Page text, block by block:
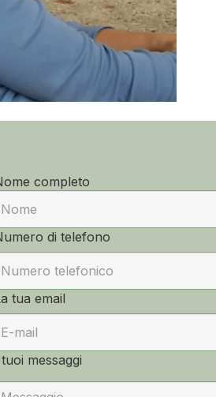
completo
di telefono
tua email
messaggi